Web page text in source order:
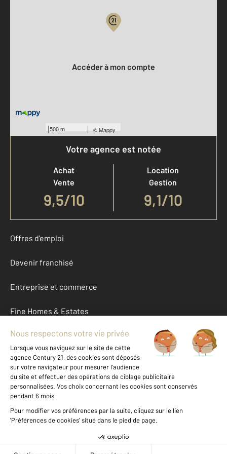
500 m ©Mappy
Accéder à mon compte
Votre agence est notée
Achat
Vente
9,5/10
Location
Gestion
9,1/10
Offres d'emploi
Devenir franchisé
Entreprise et commerce
Fine Homes & Estates
À propos
International
Nous contacter
Données personnelles